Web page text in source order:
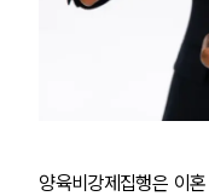
양육비강제집행은 이